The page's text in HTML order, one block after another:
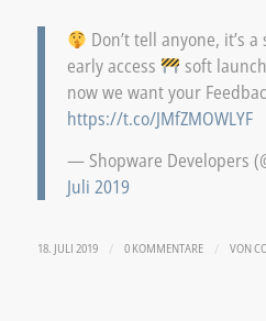
Don’t tell anyone, it’s
early access
soft
now we want your
https://t.co/JMfZMOWLYF
— Shopware Developers
Juli 2019
18. JULI 2019 / 0 KOMMENTARE / VON